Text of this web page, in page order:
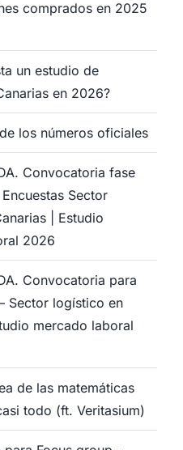
comprados en 2025
un estudio de
en 2026?
los números oficiales
Convocatoria fase
Sector
| Estudio
2026
Convocatoria para
Sector logístico en
mercado laboral
de las matemáticas
todo (ft. Veritasium)